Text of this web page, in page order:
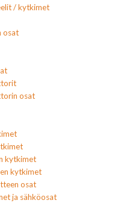
/ kytkimet
osat
osat
kytkimet
kytkimet
osat
ja sähköosat